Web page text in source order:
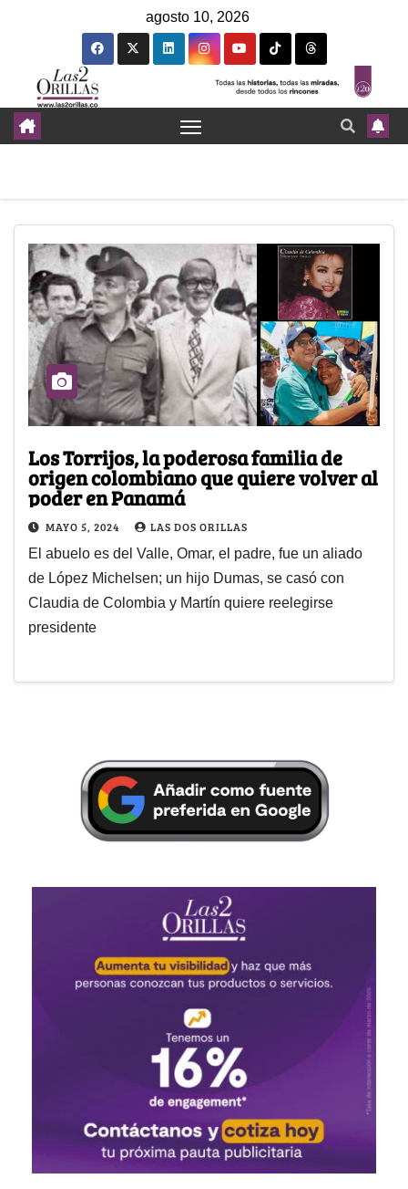
agosto 10, 2026
Los Torrijos, la poderosa familia de
origen colombiano que quiere volver al
poder en Panamá
MAYO 5, 2024 LAS DOS ORILLAS
El abuelo es del Valle, Omar, el padre, fue un aliado
de López Michelsen; un hijo Dumas, se casó con
Claudia de Colombia y Martín quiere reelegirse
presidente